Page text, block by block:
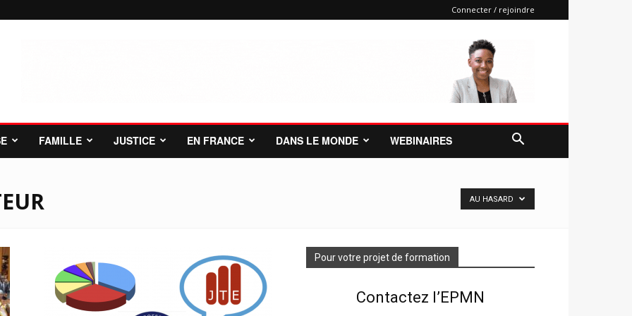
Connecter / rejoindre
FAMILLE JUSTICE EN FRANCE DANS LE MONDE WEBINAIRES
AU HASARD
Pour votre projet de formation
Contactez l’EPMN